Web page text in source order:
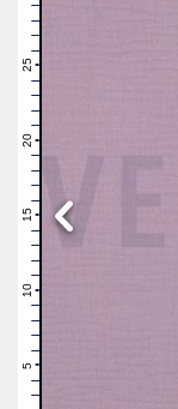
11
16
21
26